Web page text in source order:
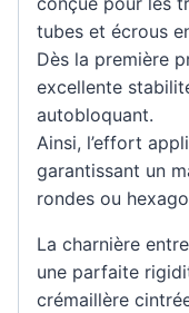
tubes et écrous
Dès la première
excellente
autobloquant.
Ainsi, l’effort
garantissant un
rondes ou
La charnière
une parfaite
crémaillère